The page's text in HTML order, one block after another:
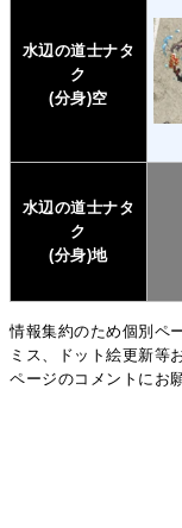
水辺の道士ナタ
ク
(分身)空
水辺の道士ナタ
ク
(分身)地
情報集約のため個別ペ
ミス、ドット絵更新等
ページのコメントにお